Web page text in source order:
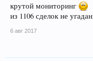
крутой мониторинг
из 1106 сделок не
6 авг 2017